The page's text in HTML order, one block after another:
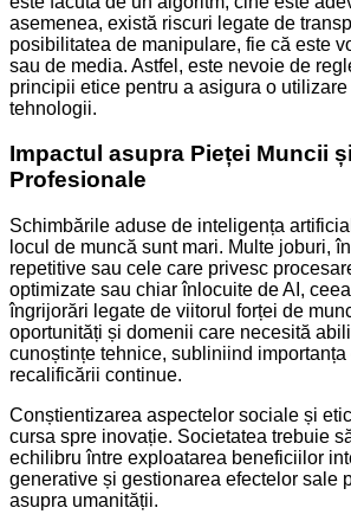
asemenea, există riscuri legate de
posibilitatea de manipulare, fie că este
sau de media. Astfel, este nevoie de
principii etice pentru a asigura o
tehnologii.
Impactul asupra Pieței Muncii
Profesionale
Schimbările aduse de inteligența
locul de muncă sunt mari. Multe joburi,
repetitive sau cele care privesc
optimizate sau chiar înlocuite de AI,
îngrijorări legate de viitorul forței de
oportunități și domenii care necesită
cunoștințe tehnice, subliniind
recalificării continue.
Conștientizarea aspectelor sociale și
cursa spre inovație. Societatea trebuie
echilibru între exploatarea beneficiilor
generative și gestionarea efectelor sale
asupra umanității.